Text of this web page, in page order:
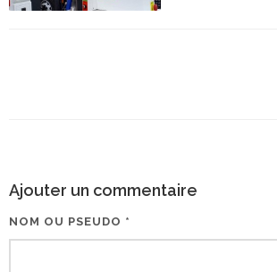
Ajouter un commentaire
NOM OU PSEUDO *